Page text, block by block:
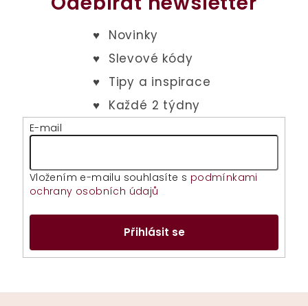
E-mail
Vložením e-mailu souhlasíte s podmínkami
ochrany osobních údajů
Přihlásit se